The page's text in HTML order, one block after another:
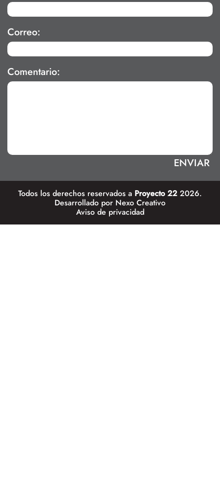
Correo:
Comentario:
Todos los derechos reservados a Proyecto 22 2026.
Desarrollado por Nexo Creativo
Aviso de privacidad